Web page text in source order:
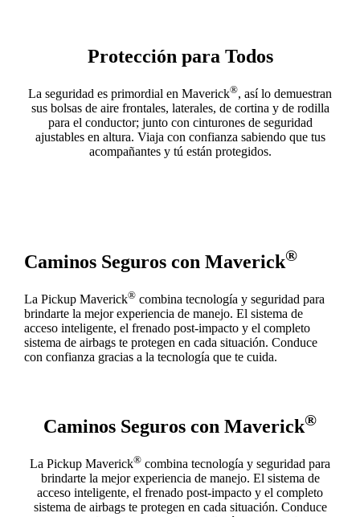
Protección para Todos
La seguridad es primordial en Maverick®, así lo demuestran
sus bolsas de aire frontales, laterales, de cortina y de rodilla
para el conductor; junto con cinturones de seguridad
ajustables en altura. Viaja con confianza sabiendo que tus
acompañantes y tú están protegidos.
Caminos Seguros con Maverick®
La Pickup Maverick®combina tecnología y seguridad para
brindarte la mejor experiencia de manejo. El sistema de
acceso inteligente, el frenado post-impacto y el completo
sistema de airbags te protegen en cada situación. Conduce
con confianza gracias a la tecnología que te cuida.
Caminos Seguros con Maverick®
La Pickup Maverick® combina tecnología y seguridad para
brindarte la mejor experiencia de manejo. El sistema de
acceso inteligente, el frenado post-impacto y el completo
sistema de airbags te protegen en cada situación. Conduce